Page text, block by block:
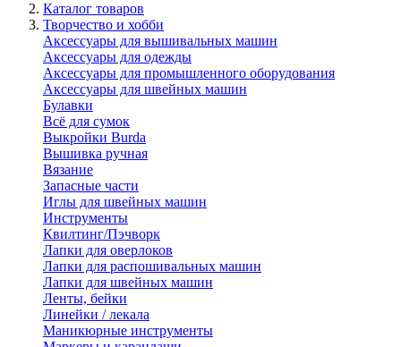
Каталог товаров
Творчество и хобби
Аксессуары для вышивальных машин
Аксессуары для одежды
Аксессуары для промышленного оборудования
Аксессуары для швейных машин
Булавки
Всё для сумок
Выкройки Burda
Вышивка ручная
Вязание
Запасные части
Иглы для швейных машин
Инструменты
Квилтинг/Пэчворк
Лапки для оверлоков
Лапки для распошивальных машин
Лапки для швейных машин
Ленты, бейки
Линейки / лекала
Маникюрные инструменты